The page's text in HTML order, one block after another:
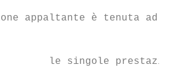
appaltante è tenuta ad
le singole prestazioni